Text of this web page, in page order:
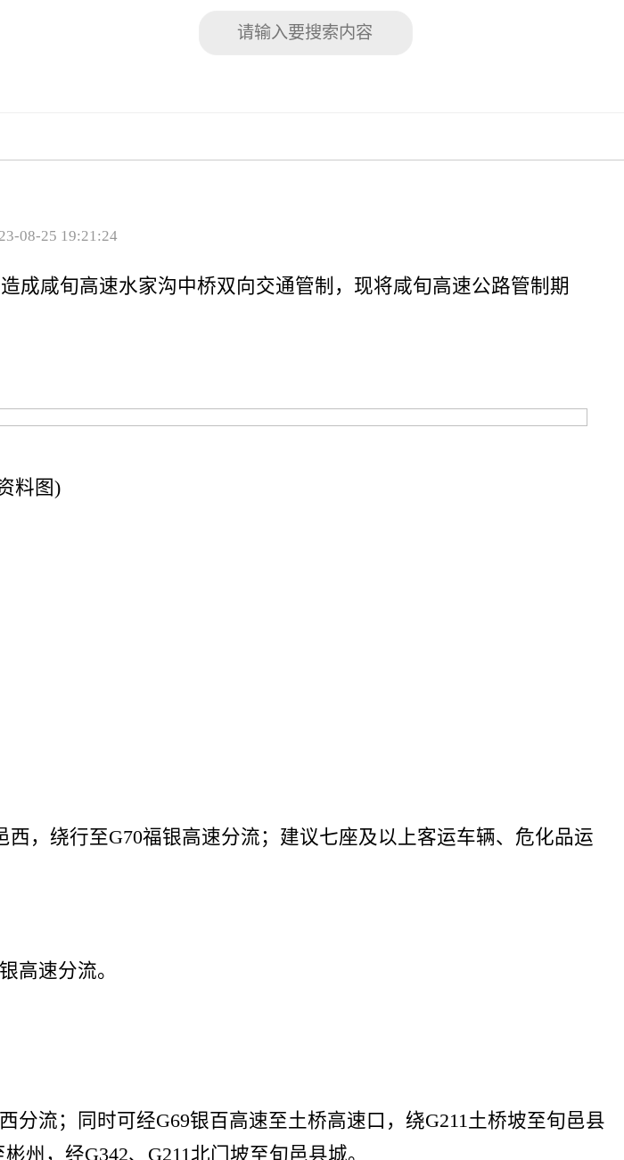
08-25 19:21:24
成咸旬高速水家沟中桥双向交通管制，现将咸旬高速公路管制期
料图)
，绕行至G70福银高速分流；建议七座及以上客运车辆、危化品运
高速分流。
分流；同时可经G69银百高速至土桥高速口，绕G211土桥坡至旬邑县
州，经G342、G211北门坡至旬邑县城。